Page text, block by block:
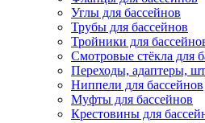
Углы для бассейнов
Трубы для бассейнов
Тройники для
Смотровые стёкла для
Переходы, адаптеры,
Ниппели для бассейнов
Муфты для бассейнов
Крестовины для